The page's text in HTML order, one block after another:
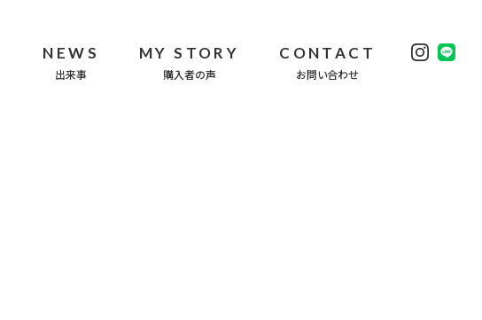
NEWS
出来事
MY STORY
購入者の声
CONTACT
お問い合わせ